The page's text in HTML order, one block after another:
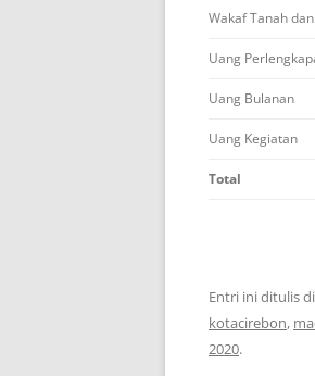
Wakaf Tanah
Uang
Uang Bulanan
Uang Kegiatan
Total
Entri ini ditulis di
kotacirebon,
2020.